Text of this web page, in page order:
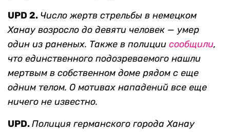
UPD 2. Число жертв стрельбы в немецком
Ханау возросло до девяти человек — умер
один из раненых. Также в полиции сообщили,
что единственного подозреваемого нашли
мертвым в собственном доме рядом с еще
одним телом. О мотивах нападений все еще
ничего не известно.
UPD.Полиция германского города Ханау